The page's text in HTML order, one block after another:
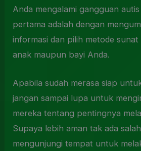
Anda mengalami gangguan
pertama adalah dengan
informasi dan pilih metode
anak maupun bayi Anda.
Apabila sudah merasa siap
jangan sampai lupa untuk
mereka tentang pentingnya
Supaya lebih aman tak ada
mengunjungi tempat untuk